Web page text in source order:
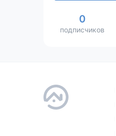
0
подписчиков